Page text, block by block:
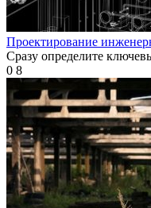
Проектирование
Сразу определите
0 8